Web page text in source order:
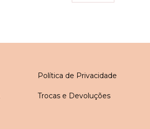
Política de Privacidade
Trocas e Devoluções